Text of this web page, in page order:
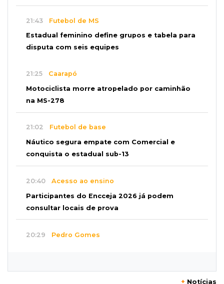
21:43 Futebol de MS
Estadual feminino define grupos e tabela para
disputa com seis equipes
21:25 Caarapó
Motociclista morre atropelado por caminhão
na MS-278
21:02 Futebol de base
Náutico segura empate com Comercial e
conquista o estadual sub-13
20:40 Acesso ao ensino
Participantes do Encceja 2026 já podem
consultar locais de prova
20:29 Pedro Gomes
+ Notícias